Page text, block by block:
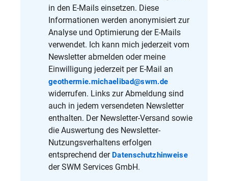
in den E-Mails einsetzen. Diese
Informationen werden anonymisiert zur
Analyse und Optimierung der E-Mails
verwendet. Ich kann mich jederzeit vom
Newsletter abmelden oder meine
Einwilligung jederzeit per E-Mail an
geothermie.michaelibad@swm.de
widerrufen. Links zur Abmeldung sind
auch in jedem versendeten Newsletter
enthalten. Der Newsletter-Versand sowie
die Auswertung des Newsletter-
Nutzungsverhaltens erfolgen
entsprechend der Datenschutzhinweise
der SWM Services GmbH.